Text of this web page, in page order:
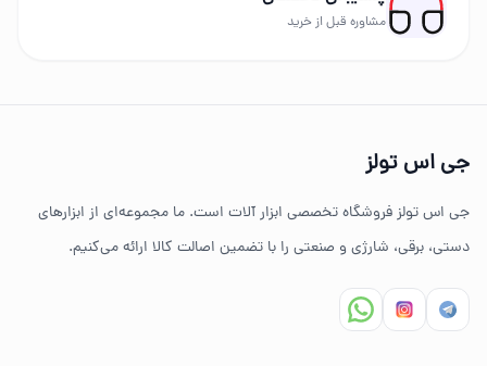
برندهای حرفه‌ای عرضه می‌شود.
ضمانت اصالت کالا
ارسال سریع به سراسر ایران
مشاوره تخصصی خرید ابزار
مشاوره قبل از خرید
جی اس تولز
جی اس تولز فروشگاه تخصصی ابزار آلات است. ما مجموعه‌ای از ابزارهای
دستی، برقی، شارژی و صنعتی را با تضمین اصالت کالا ارائه می‌کنیم.